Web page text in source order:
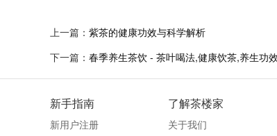
上一篇： 紫茶的健康功效与科学解析
下一篇： 春季养生茶饮 - 茶叶喝法,健康饮茶,养生功
新手指南
新用户注册
了解茶楼家
关于我们